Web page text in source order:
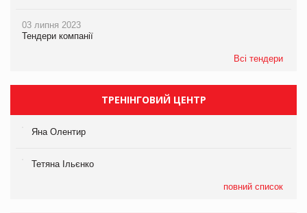
03 липня 2023
Тендери компанії
Всі тендери
ТРЕНІНГОВИЙ ЦЕНТР
Яна Олентир
Тетяна Ільєнко
повний список